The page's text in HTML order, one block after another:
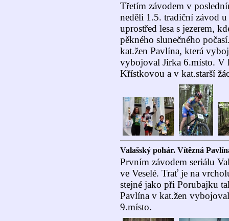
Třetím závodem v
neděli 1.5. tradiční závod
uprostřed lesa s jezerem,
pěkného slunečného
kat.žen Pavlína, která
vybojoval Jirka 6.místo. V
Křístkovou a v kat.starší
Valašský pohár. Vítězná
Prvním závodem seriálu
ve Veselé. Trať je na
stejné jako při Porubajku
Pavlína v kat.žen
9.místo.